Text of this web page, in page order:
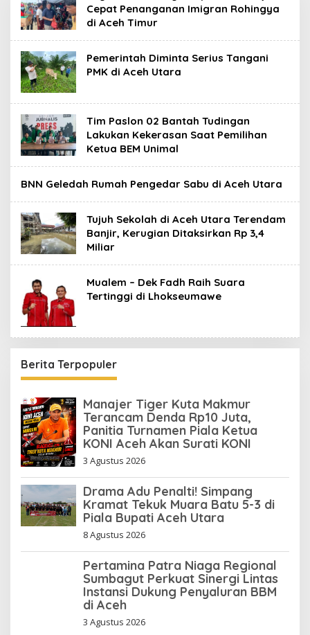
Cepat Penanganan Imigran Rohingya
di Aceh Timur
Pemerintah Diminta Serius Tangani
PMK di Aceh Utara
Tim Paslon 02 Bantah Tudingan
Lakukan Kekerasan Saat Pemilihan
Ketua BEM Unimal
BNN Geledah Rumah Pengedar Sabu di Aceh Utara
Tujuh Sekolah di Aceh Utara Terendam
Banjir, Kerugian Ditaksirkan Rp 3,4
Miliar
Mualem – Dek Fadh Raih Suara
Tertinggi di Lhokseumawe
Berita Terpopuler
Manajer Tiger Kuta Makmur
Terancam Denda Rp10 Juta,
Panitia Turnamen Piala Ketua
KONI Aceh Akan Surati KONI
3 Agustus 2026
Drama Adu Penalti! Simpang
Kramat Tekuk Muara Batu 5-3 di
Piala Bupati Aceh Utara
8 Agustus 2026
Pertamina Patra Niaga Regional
Sumbagut Perkuat Sinergi Lintas
Instansi Dukung Penyaluran BBM
di Aceh
3 Agustus 2026